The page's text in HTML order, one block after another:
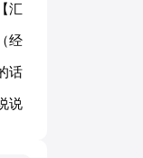
汇
经
话
说